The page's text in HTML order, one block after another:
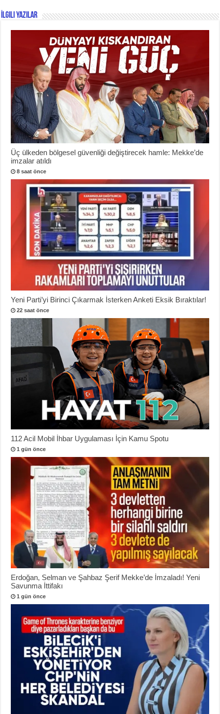
İlgili Yazılar
Üç ülkeden bölgesel güvenliği değiştirecek hamle: Mekke’de
imzalar atıldı
8 saat önce
Yeni Parti’yi Birinci Çıkarmak İsterken Anketi Eksik Bıraktılar!
22 saat önce
112 Acil Mobil İhbar Uygulaması İçin Kamu Spotu
1 gün önce
Erdoğan, Selman ve Şahbaz Şerif Mekke’de İmzaladı! Yeni
Savunma İttifakı
1 gün önce